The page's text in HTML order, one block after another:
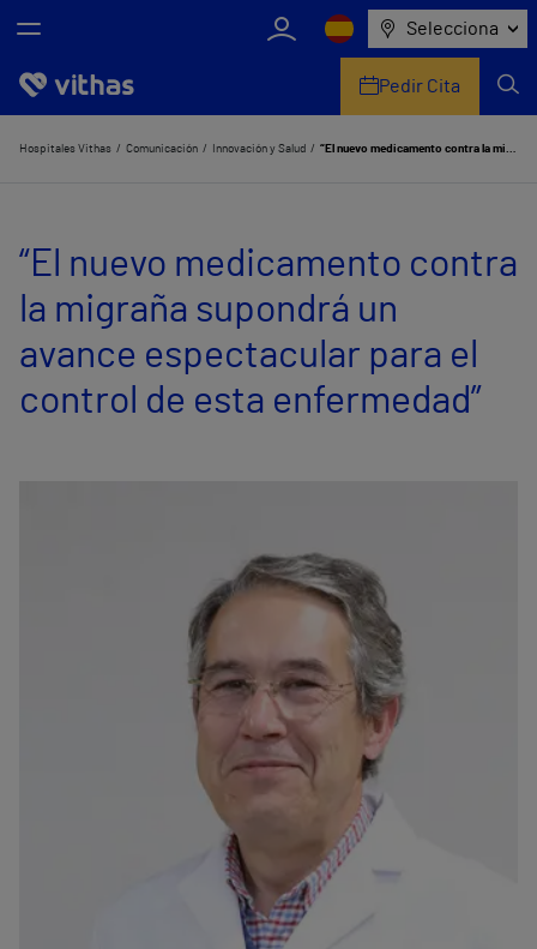
Selecciona
Nosotros
Servicios de salud
Equipo médico y asistencial
Pedir Cita
Hospitales Vithas Comunicación Innovación y Salud “El nuevo medicamento contra la migraña supondrá un avance espectacular para el control de esta enfermedad”
“El nuevo medicamento contra
la migraña supondrá un
avance espectacular para el
control de esta enfermedad”